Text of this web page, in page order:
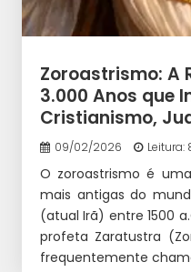
Zoroastrismo: A
3.000 Anos que
Cristianismo,
09/02/2026 Leitura:
O zoroastrismo é
mais antigas do
(atual Irã) entre 1500
profeta Zaratustra
frequentemente